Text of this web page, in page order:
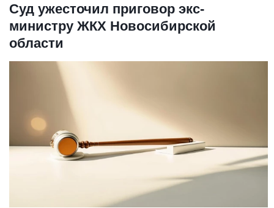
Суд ужесточил приговор экс-
министру ЖКХ Новосибирской
области